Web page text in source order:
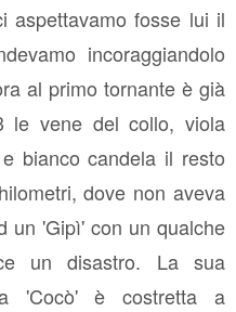
aspettavamo fosse lui il
incoraggiandolo
al primo tornante è già
le vene del collo, viola
bianco candela il resto
dove non aveva
un 'Gipì' con un qualche
un disastro. La sua
'Cocò' è costretta a